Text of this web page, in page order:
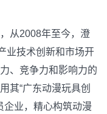
从2008年至今，澄
业技术创新和市场开
、竞争力和影响力的
其“广东动漫玩具创
企业，精心构筑动漫